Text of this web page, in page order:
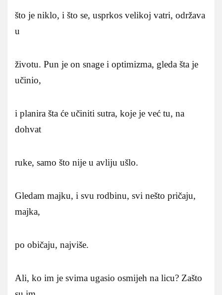
što je niklo, i što se, usprkos velikoj vatri, održava
u
životu. Pun je on snage i optimizma, gleda šta je
učinio,
i planira šta će učiniti sutra, koje je već tu, na
dohvat
ruke, samo što nije u avliju ušlo.
Gledam majku, i svu rodbinu, svi nešto pričaju,
majka,
po običaju, najviše.
Ali, ko im je svima ugasio osmijeh na licu? Zašto